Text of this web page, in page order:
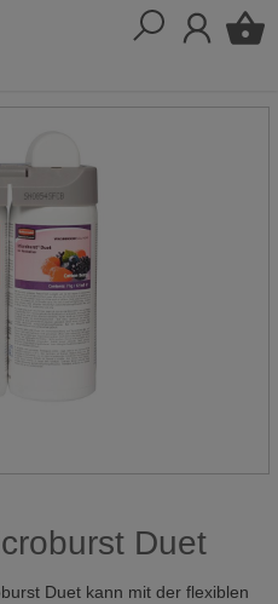
Duet
Duet kann mit der flexiblen